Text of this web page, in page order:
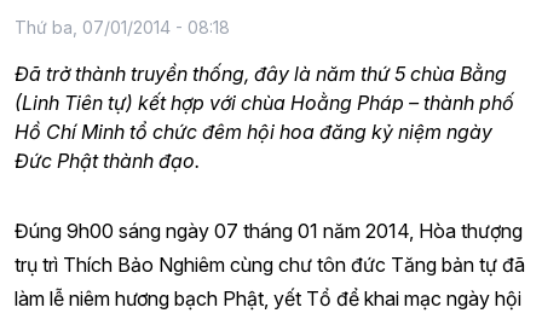
Thứ ba, 07/01/2014 - 08:18
Đã trở thành truyền thống, đây là năm thứ 5 chùa Bằng
(Linh Tiên tự) kết hợp với chùa Hoằng Pháp – thành phố
Hồ Chí Minh tổ chức đêm hội hoa đăng kỷ niệm ngày
Đức Phật thành đạo.
Đúng 9h00 sáng ngày 07 tháng 01 năm 2014, Hòa thượng
trụ trì Thích Bảo Nghiêm cùng chư tôn đức Tăng bản tự đã
làm lễ niêm hương bạch Phật, yết Tổ để khai mạc ngày hội